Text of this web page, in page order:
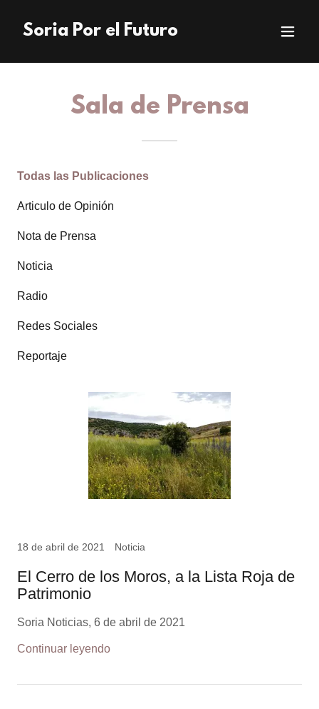
Soria Por el Futuro
Sala de Prensa
Todas las Publicaciones
Articulo de Opinión
Nota de Prensa
Noticia
Radio
Redes Sociales
Reportaje
18 de abril de 2021 Noticia
El Cerro de los Moros, a la Lista Roja de
Patrimonio
Soria Noticias, 6 de abril de 2021
Continuar leyendo